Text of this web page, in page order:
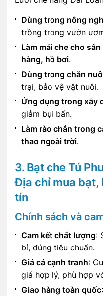
Dùng trong nông
trồng trong vườn
Làm mái che cho
hàng, hồ bơi.
Dùng trong chăn
trại, bảo vệ vật nuôi.
Ứng dụng trong xây
giảm bụi bẩn.
Làm rào chắn trong
thao ngoài trời.
3. Bạt che Tú
Địa chỉ mua bạt,
tín
Chính sách và
Cam kết chất lượng:
bỉ, đúng tiêu chuẩn.
Giá cả cạnh tranh:
giá hợp lý, phù hợp
Giao hàng toàn quốc